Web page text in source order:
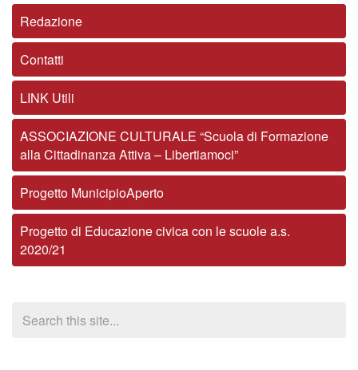
Redazione
Contatti
LINK Utili
ASSOCIAZIONE CULTURALE “Scuola di Formazione
alla Cittadinanza Attiva – Libertiamoci”
Progetto MunicipioAperto
Progetto di Educazione civica con le scuole a.s.
2020/21